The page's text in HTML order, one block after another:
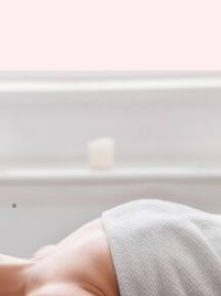
చర్మానికి
బ్యూటీ